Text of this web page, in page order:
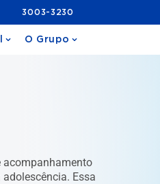
3003-3230
O Grupo
acompanhamento
Essa